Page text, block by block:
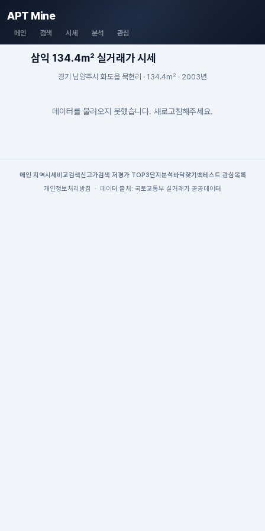
APT Mine
메인 검색 시세 분석 관심
삼익 134.4m² 실거래가 시세
경기 남양주시 화도읍 묵현리 · 134.4m² · 2003년
데이터를 불러오지 못했습니다. 새로고침해주세요.
메인| 지역시세 비교검색신고가검색 저평가 TOP3단지분석 바닥찾기 백테스트 관심목록
개인정보처리방침
· 데이터 출처: 국토교통부 실거래가 공공데이터